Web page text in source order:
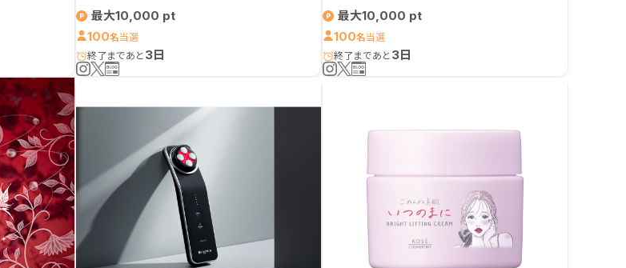
最大10,000
100名
3日
最大10,000
100名
3日